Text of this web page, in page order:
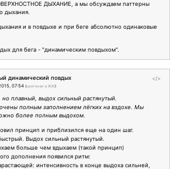
ДЫХАНИЕ, а мы обсуждаем паттерны
дыхания.
и в повдыхе и при беге абсолютно одинаковые
для бега - "динамическим повдыхом".
</>
динамический повдых
07:54 (оригинал в ЖЖ)
плавный, выдох сильный растянутый.
полным заполнением лёгких на вздохе. Мы
более полным выдохом.
принцип и приблизился еще на один шаг.
Выдох сильный растянутый.
больше чем вдыхаем (такой принцип)
дополнения появился ритм:
интенсивность в конце выдоха сильней,